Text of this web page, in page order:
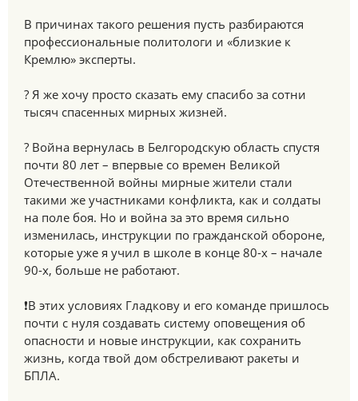
В причинах такого решения пусть разбираются
профессиональные политологи и «близкие к
Кремлю» эксперты.
? Я же хочу просто сказать ему спасибо за сотни
тысяч спасенных мирных жизней.
? Война вернулась в Белгородскую область спустя
почти 80 лет – впервые со времен Великой
Отечественной войны мирные жители стали
такими же участниками конфликта, как и солдаты
на поле боя. Но и война за это время сильно
изменилась, инструкции по гражданской обороне,
которые уже я учил в школе в конце 80-х – начале
90-х, больше не работают.
❗️В этих условиях Гладкову и его команде пришлось
почти с нуля создавать систему оповещения об
опасности и новые инструкции, как сохранить
жизнь, когда твой дом обстреливают ракеты и
БПЛА.